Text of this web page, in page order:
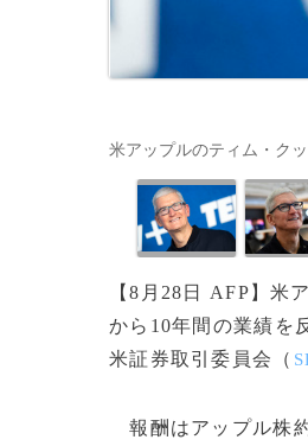
米アップルのティム・ク
【8月28日 AFP】米
から10年間の業績を
米証券取引委員会（
報酬はアップル株